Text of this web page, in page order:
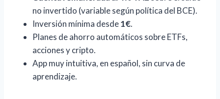
no invertido (variable según política del BCE).
Inversión mínima desde1€.
Planes de ahorro automáticos sobre ETFs,
acciones y cripto.
App muy intuitiva, en español, sin curva de
aprendizaje.